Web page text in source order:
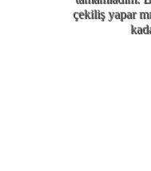
çekiliş yapar